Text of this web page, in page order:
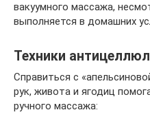
вакуумного массажа,
выполняется в домашних
Техники
Справиться с
рук, живота и ягодиц
ручного массажа: